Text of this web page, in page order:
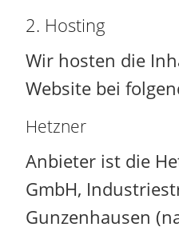
2. Hosting
Wir hosten die
Website bei
Hetzner
Anbieter ist die
GmbH,
Gunzenhausen